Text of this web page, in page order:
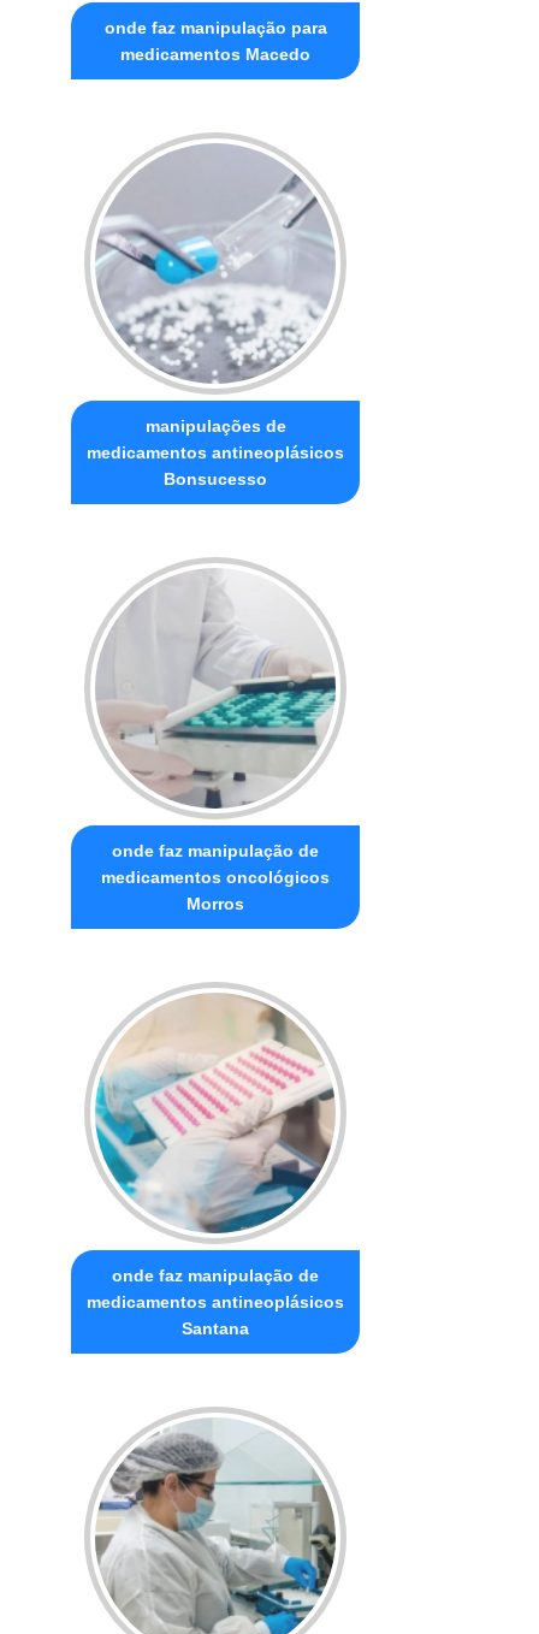
onde faz manipulação para
medicamentos Macedo
manipulações de
medicamentos antineoplásicos
Bonsucesso
onde faz manipulação de
medicamentos oncológicos
Morros
onde faz manipulação de
medicamentos antineoplásicos
Santana